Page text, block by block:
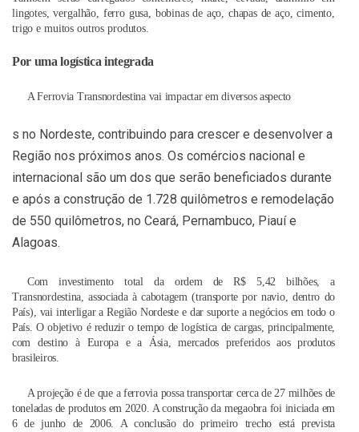
lingotes, vergalhão, ferro gusa, bobinas de aço, chapas de aço, cimento,
trigo e muitos outros produtos.
Por uma logística integrada
A Ferrovia Transnordestina vai impactar em diversos aspecto
s no Nordeste, contribuindo para crescer e desenvolver a
Região nos próximos anos. Os comércios nacional e
internacional são um dos que serão beneficiados durante
e após a construção de 1.728 quilômetros e remodelação
de 550 quilômetros, no Ceará, Pernambuco, Piauí e
Alagoas.
Com investimento total da ordem de R$ 5,42 bilhões, a
Transnordestina, associada à cabotagem (transporte por navio, dentro do
País), vai interligar a Região Nordeste e dar suporte a negócios em todo o
País. O objetivo é reduzir o tempo de logística de cargas, principalmente,
com destino à Europa e a Ásia, mercados preferidos aos produtos
brasileiros.
A projeção é de que a ferrovia possa transportar cerca de 27 milhões de
toneladas de produtos em 2020. A construção da megaobra foi iniciada em
6 de junho de 2006. A conclusão do primeiro trecho está prevista